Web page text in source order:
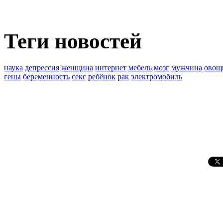
Теги новостей
наука депрессия женщина интернет мебель мозг мужчина
гены беременность секс ребёнок рак электромобиль